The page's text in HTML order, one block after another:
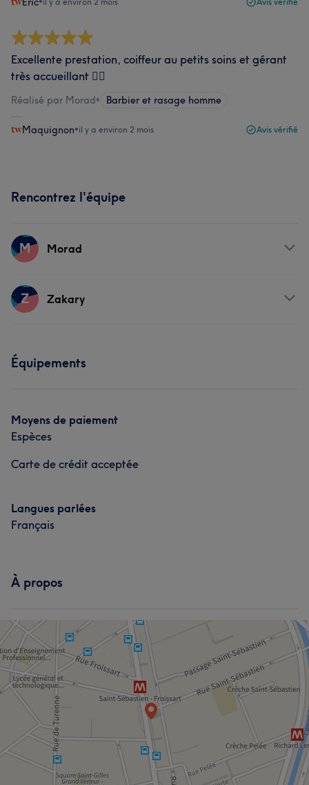
Excellente prestation, coiffeur au petits soins et gérant
très accueillant 👍🏻
Réalisé par Morad• Barbier et rasage homme
Maquignon•il y a environ 2 mois Avis vérifié
Rencontrez l'équipe
M Morad
Prestations
Z Zakary
Équipements
Moyens de paiement
Espèces
Carte de crédit acceptée
Langues parlées
Français
À propos